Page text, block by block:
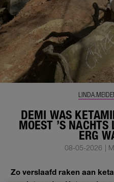
DEMI WAS
MOEST ’S
ERG
08-05-2026 |
Zo verslaafd raken aan